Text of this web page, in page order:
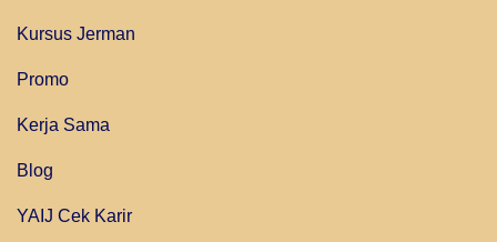
Kursus Jerman
Promo
Kerja Sama
Blog
YAIJ Cek Karir